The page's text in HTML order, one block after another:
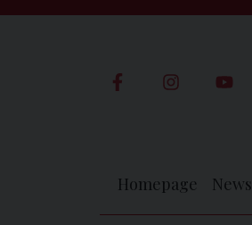
Homepage News